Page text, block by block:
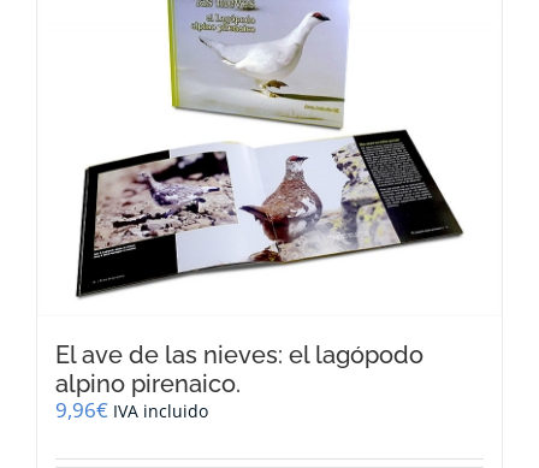
El ave de las nieves: el lagópodo
alpino pirenaico.
9,96€ IVA incluido